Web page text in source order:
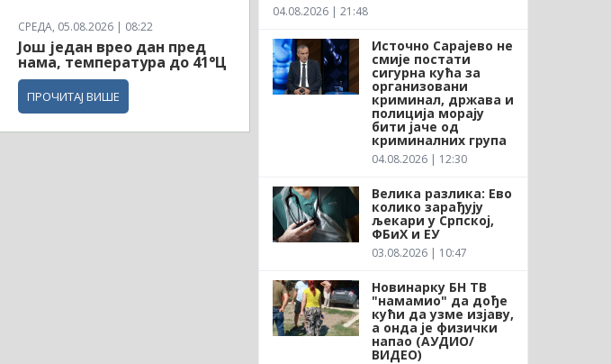
СРЕДА, 05.08.2026 | 08:22
Још један врео дан пред
нама, температура до 41°Ц
ПРОЧИТАЈ ВИШЕ
04.08.2026 | 21:48
Источно Сарајево не
смије постати
сигурна кућа за
организовани
криминал, држава и
полиција морају
бити јаче од
криминалних група
04.08.2026 | 12:30
Велика разлика: Ево
колико зарађују
љекари у Српској,
ФБиХ и ЕУ
03.08.2026 | 10:47
Новинарку БН ТВ
"намамио" да дође
кући да узме изјаву,
а онда је физички
напао (АУДИО/
ВИДЕО)